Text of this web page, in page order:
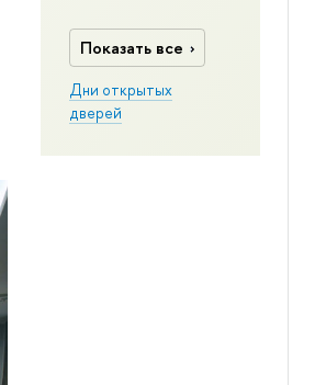
Показать все
Дни открытых
дверей